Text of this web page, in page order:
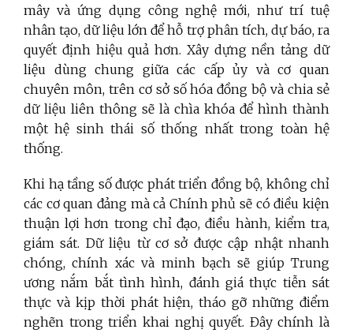
mây và ứng dụng công nghệ mới, như trí tuệ
nhân tạo, dữ liệu lớn để hỗ trợ phân tích, dự báo, ra
quyết định hiệu quả hơn. Xây dựng nền tảng dữ
liệu dùng chung giữa các cấp ủy và cơ quan
chuyên môn, trên cơ sở số hóa đồng bộ và chia sẻ
dữ liệu liên thông sẽ là chìa khóa để hình thành
một hệ sinh thái số thống nhất trong toàn hệ
thống.
Khi hạ tầng số được phát triển đồng bộ, không chỉ
các cơ quan đảng mà cả Chính phủ sẽ có điều kiện
thuận lợi hơn trong chỉ đạo, điều hành, kiểm tra,
giám sát. Dữ liệu từ cơ sở được cập nhật nhanh
chóng, chính xác và minh bạch sẽ giúp Trung
ương nắm bắt tình hình, đánh giá thực tiễn sát
thực và kịp thời phát hiện, tháo gỡ những điểm
nghẽn trong triển khai nghị quyết. Đây chính là